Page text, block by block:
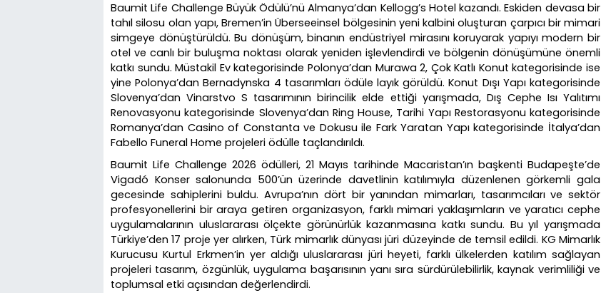
Baumit Life Challenge Büyük Ödülü’nü Almanya’dan Kellogg’s Hotel kazandı. Eskiden devasa bir
tahıl silosu olan yapı, Bremen’in Überseeinsel bölgesinin yeni kalbini oluşturan çarpıcı bir mimari
simgeye dönüştürüldü. Bu dönüşüm, binanın endüstriyel mirasını koruyarak yapıyı modern bir
otel ve canlı bir buluşma noktası olarak yeniden işlevlendirdi ve bölgenin dönüşümüne önemli
katkı sundu. Müstakil Ev kategorisinde Polonya’dan Murawa 2, Çok Katlı Konut kategorisinde ise
yine Polonya’dan Bernadynska 4 tasarımları ödüle layık görüldü. Konut Dışı Yapı kategorisinde
Slovenya’dan Vinarstvo S tasarımının birincilik elde ettiği yarışmada, Dış Cephe Isı Yalıtımı
Renovasyonu kategorisinde Slovenya’dan Ring House, Tarihi Yapı Restorasyonu kategorisinde
Romanya’dan Casino of Constanta ve Dokusu ile Fark Yaratan Yapı kategorisinde İtalya’dan
Fabello Funeral Home projeleri ödülle taçlandırıldı.
Baumit Life Challenge 2026 ödülleri, 21 Mayıs tarihinde Macaristan’ın başkenti Budapeşte’de
Vigadó Konser salonunda 500’ün üzerinde davetlinin katılımıyla düzenlenen görkemli gala
gecesinde sahiplerini buldu. Avrupa’nın dört bir yanından mimarları, tasarımcıları ve sektör
profesyonellerini bir araya getiren organizasyon, farklı mimari yaklaşımların ve yaratıcı cephe
uygulamalarının uluslararası ölçekte görünürlük kazanmasına katkı sundu. Bu yıl yarışmada
Türkiye’den 17 proje yer alırken, Türk mimarlık dünyası jüri düzeyinde de temsil edildi. KG Mimarlık
Kurucusu Kurtul Erkmen’in yer aldığı uluslararası jüri heyeti, farklı ülkelerden katılım sağlayan
projeleri tasarım, özgünlük, uygulama başarısının yanı sıra sürdürülebilirlik, kaynak verimliliği ve
toplumsal etki açısından değerlendirdi.